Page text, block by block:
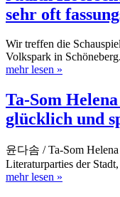
sehr oft
Wir treffen die
Volkspark in
mehr lesen »
Ta-Som
glücklich und
윤다솜 / Ta-Som Helena
Literaturparties der
mehr lesen »